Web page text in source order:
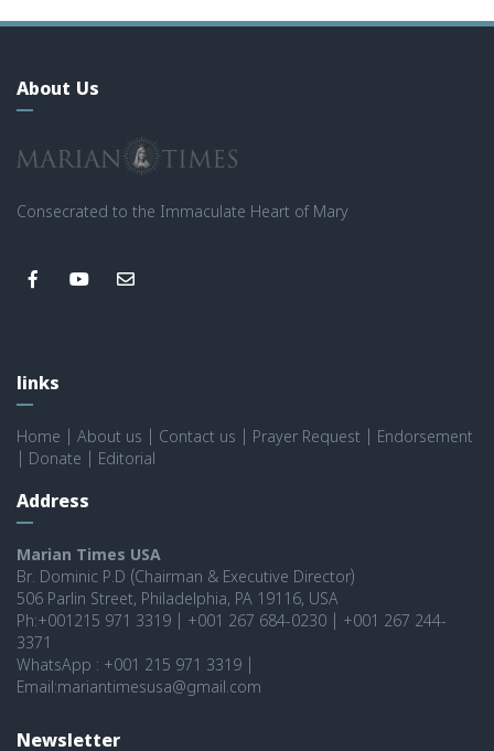
About Us
Consecrated to the Immaculate Heart of Mary
links
Home About us Contact us Prayer Request
Endorsement
Donate Editorial
Address
Marian Times USA
Br. Dominic P.D (Chairman & Executive Director)
506 Parlin Street, Philadelphia, PA 19116, USA
Ph:+001215 971 3319 | +001 267 684-0230 | +001 267 244-
3371
WhatsApp : +001 215 971 3319 |
Email:mariantimesusa@gmail.com
Newsletter